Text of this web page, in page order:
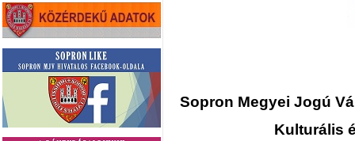
Koncepciók, tervezetek
Településképi követelmények
Közérdekű információk
Testvérvárosok
Sopron Megyei Jogú
Kulturális